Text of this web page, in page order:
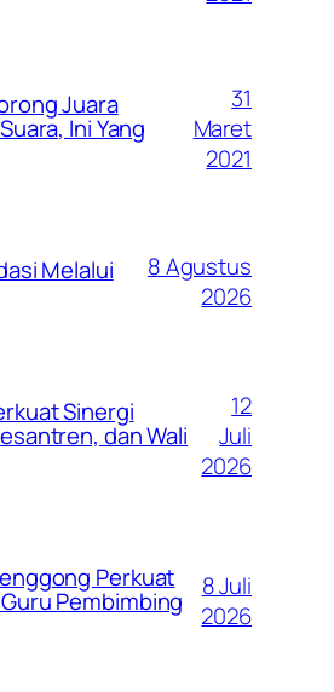
Juara
Ini Yang
31
Maret
2021
Melalui
8 Agustus
2026
Sinergi
dan Wali
12
Juli
2026
Perkuat
Pembimbing
8 Juli
2026